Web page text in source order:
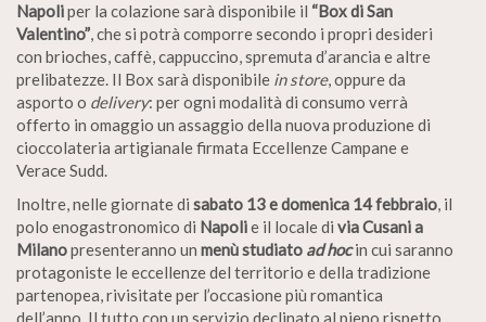
Napoliper la colazione sarà disponibile il “Box di San
Valentino”, che si potrà comporre secondo i propri desideri
con brioches, caffè, cappuccino, spremuta d’arancia e altre
prelibatezze. Il Box sarà disponibile in store, oppure da
asporto o delivery: per ogni modalità di consumo verrà
offerto in omaggio un assaggio della nuova produzione di
cioccolateria artigianale firmata Eccellenze Campane e
Verace Sudd.
Inoltre, nelle giornate di sabato 13 e domenica 14 febbraio, il
polo enogastronomico di Napolie il locale di via Cusani a
Milanopresenteranno un menù studiato ad hocin cui saranno
protagoniste le eccellenze del territorio e della tradizione
partenopea, rivisitate per l’occasione più romantica
dell’anno. Il tutto con un servizio declinato al pieno rispetto